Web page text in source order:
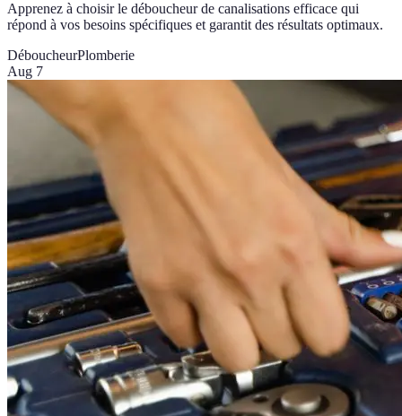
Apprenez à choisir le déboucheur de canalisations efficace qui
répond à vos besoins spécifiques et garantit des résultats optimaux.
DéboucheurPlomberie
Aug 7